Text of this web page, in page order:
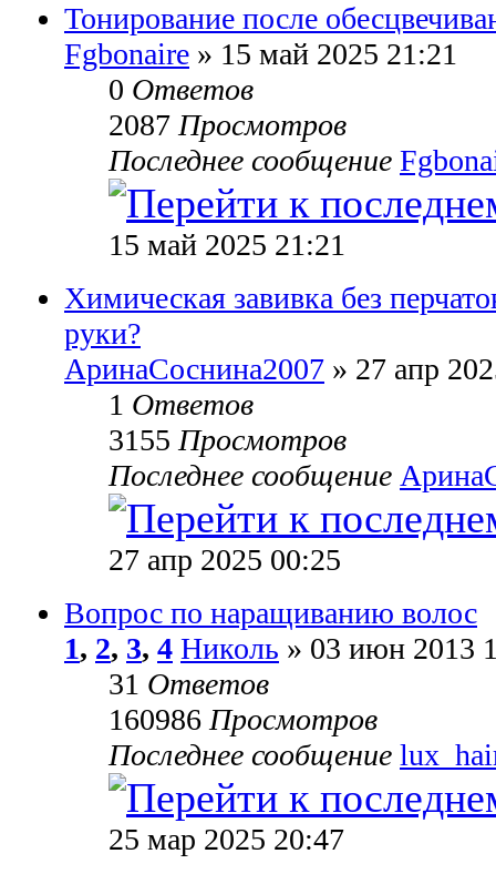
Тонирование после
Fgbonaire » 15 май 2025 21:21
0 Ответов
2087Просмотров
Последнее сообщение
15 май 2025 21:21
Химическая завивка без
руки?
АринаСоснина2007 » 27 апр
1 Ответов
3155Просмотров
Последнее сообщение
27 апр 2025 00:25
Вопрос по наращиванию волос
1, 2, 3, 4 Николь » 03 июн 2013
31 Ответов
160986Просмотров
Последнее сообщение
25 мар 2025 20:47